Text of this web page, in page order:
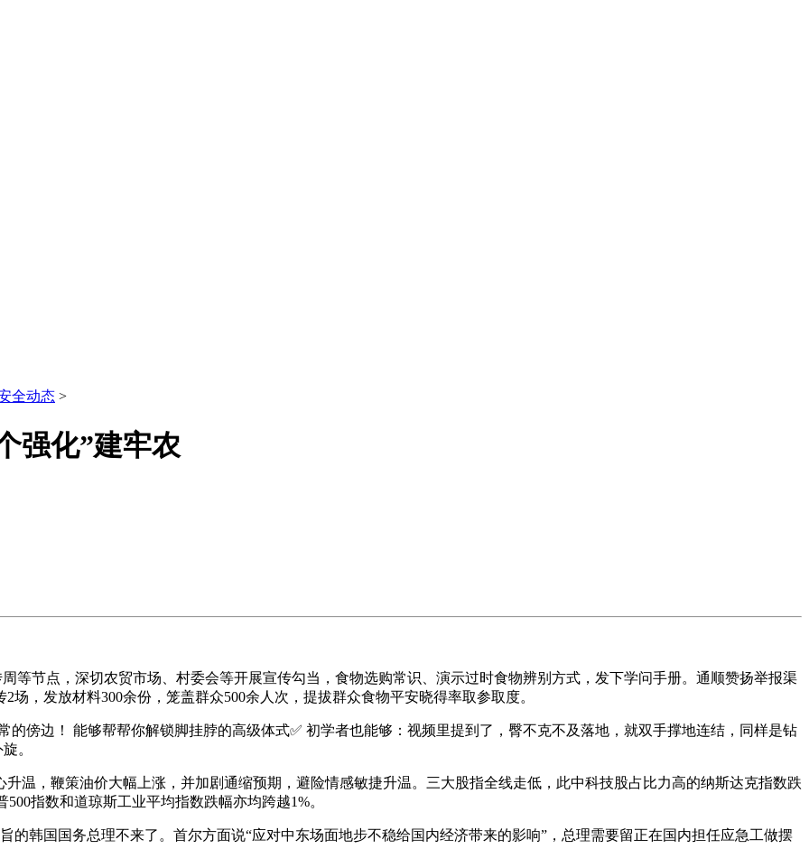
全动态 >
强化”建牢农
节点，深切农贸市场、村委会等开展宣传勾当，食物选购常识、演示过时食物辨别方式，发下学问手册。通顺赞扬举报渠
，发放材料300余份，笼盖群众500余人次，提拔群众食物平安晓得率取参取度。
边！ 能够帮帮你解锁脚挂脖的高级体式✅ 初学者也能够：视频里提到了，臀不克不及落地，就双手撑地连结，同样是钻
。
，鞭策油价大幅上涨，并加剧通缩预期，避险情感敏捷升温。三大股指全线走低，此中科技股占比力高的纳斯达克指数跌
指数和道琼斯工业平均指数跌幅亦均跨越1%。
国国务总理不来了。首尔方面说“应对中东场面地步不稳给国内经济带来的影响”，总理需要留正在国内担任应急工做摆